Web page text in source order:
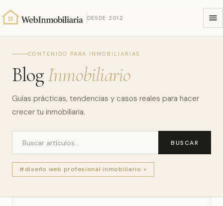
DESDE 2012
CONTENIDO PARA INMOBILIARIAS
BlogInmobiliario
Guías prácticas, tendencias y casos reales para hacer
crecer tu inmobiliaria.
BUSCAR
#diseño web profesional inmobiliario ×